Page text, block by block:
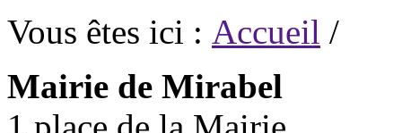
Vous êtes ici : Accueil /
Mairie de Mirabel